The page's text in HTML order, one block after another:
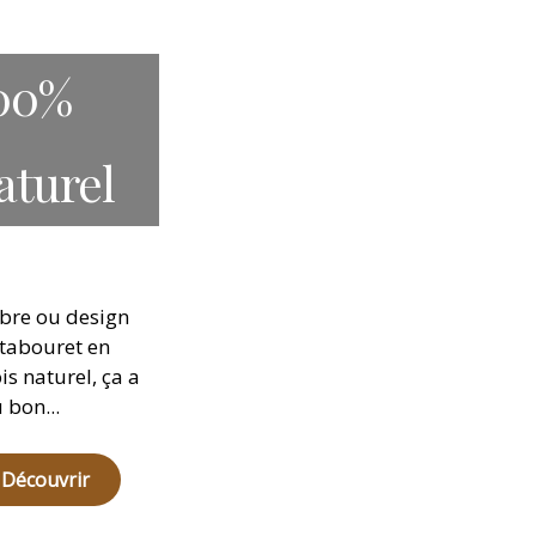
ou design
en
naturel, ça a
bon...
Découvrir